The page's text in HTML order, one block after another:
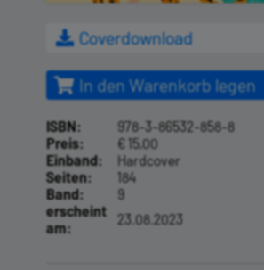
Coverdownload
In den Warenkorb legen
ISBN:
978-3-86532-858-8
Preis:
€ 15,00
Einband:
Hardcover
Seiten:
184
Band:
9
erscheint
am:
23.08.2023